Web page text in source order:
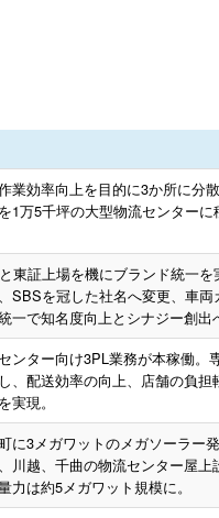
業効率向上を目的に3か所に分
1万5千坪の大型物流センターに
東証上場を機にブランド統一を
SBSを冠した社名へ変更、車両
一で知名度向上とシナジー創出
ンター向け3PL業務が本稼働。
、配送効率の向上、店舗の負担
実現。
に3メガワットのメガソーラー
川越、千曲の物流センター屋上
力は約5メガワット規模に。